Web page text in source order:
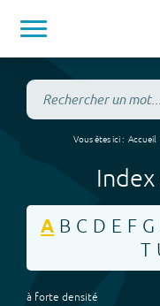
Vous êtes ici : Accueil
A B C D E F G
T
à forte densité